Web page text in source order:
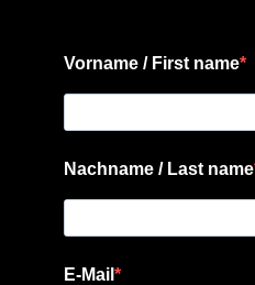
Vorname / First name
Nachname / Last name
E-Mail